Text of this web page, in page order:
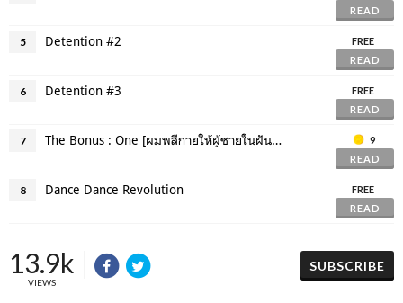
READ
5 Detention #2
FREE
READ
6 Detention #3
FREE
READ
7 The Bonus : One [ผมพลีกายให้ผู้ชายในฝัน] NC-17
9
READ
8 Dance Dance Revolution
FREE
READ
13.9k
VIEWS
SUBSCRIBE